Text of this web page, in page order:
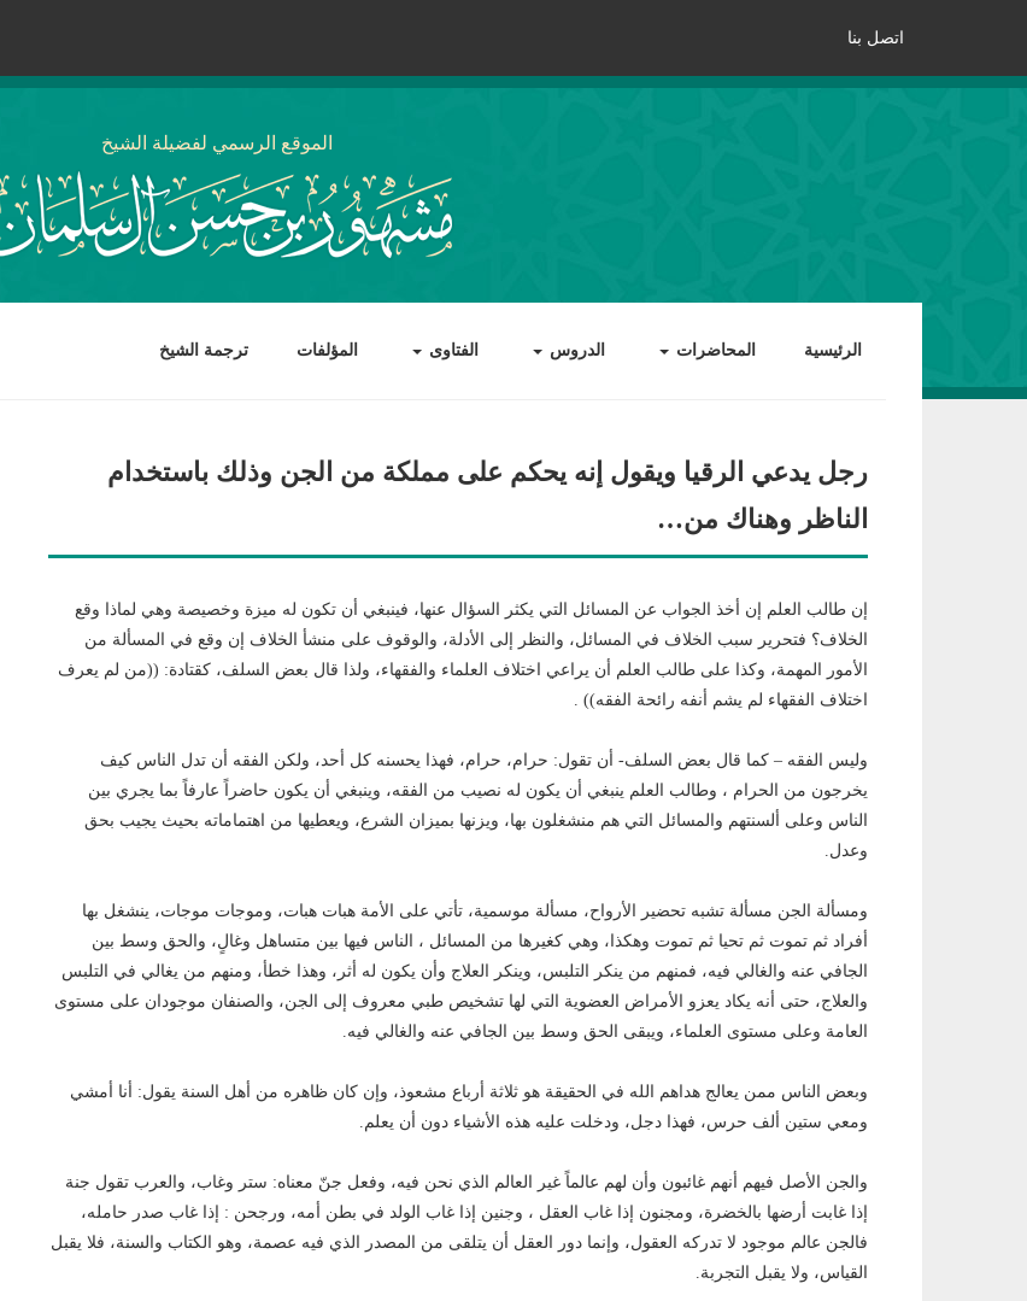
اتصل بنا
الموقع الرسمي لفضيلة الشيخ
الرئيسية المحاضرات الدروس الفتاوى المؤلفات ترجمة الشيخ
رجل يدعي الرقيا ويقول إنه يحكم على مملكة من الجن وذلك باستخدام
الناظر وهناك من…
إن طالب العلم إن أخذ الجواب عن المسائل التي يكثر السؤال عنها، فينبغي أن تكون له ميزة وخصيصة وهي لماذا وقع
الخلاف؟ فتحرير سبب الخلاف في المسائل، والنظر إلى الأدلة، والوقوف على منشأ الخلاف إن وقع في المسألة من
الأمور المهمة، وكذا على طالب العلم أن يراعي اختلاف العلماء والفقهاء، ولذا قال بعض السلف، كقتادة: ((من لم يعرف
اختلاف الفقهاء لم يشم أنفه رائحة الفقه)) .
وليس الفقه – كما قال بعض السلف- أن تقول: حرام، حرام، فهذا يحسنه كل أحد، ولكن الفقه أن تدل الناس كيف
يخرجون من الحرام ، وطالب العلم ينبغي أن يكون له نصيب من الفقه، وينبغي أن يكون حاضراً عارفاً بما يجري بين
الناس وعلى ألسنتهم والمسائل التي هم منشغلون بها، ويزنها بميزان الشرع، ويعطيها من اهتماماته بحيث يجيب بحق
وعدل.
ومسألة الجن مسألة تشبه تحضير الأرواح، مسألة موسمية، تأتي على الأمة هبات هبات، وموجات موجات، ينشغل بها
أفراد ثم تموت ثم تحيا ثم تموت وهكذا، وهي كغيرها من المسائل ، الناس فيها بين متساهل وغالٍ، والحق وسط بين
الجافي عنه والغالي فيه، فمنهم من ينكر التلبس، وينكر العلاج وأن يكون له أثر، وهذا خطأ، ومنهم من يغالي في التلبس
والعلاج، حتى أنه يكاد يعزو الأمراض العضوية التي لها تشخيص طبي معروف إلى الجن، والصنفان موجودان على مستوى
العامة وعلى مستوى العلماء، ويبقى الحق وسط بين الجافي عنه والغالي فيه.
وبعض الناس ممن يعالج هداهم الله في الحقيقة هو ثلاثة أرباع مشعوذ، وإن كان ظاهره من أهل السنة يقول: أنا أمشي
ومعي ستين ألف حرس، فهذا دجل، ودخلت عليه هذه الأشياء دون أن يعلم.
والجن الأصل فيهم أنهم غائبون وأن لهم عالماً غير العالم الذي نحن فيه، وفعل جنّ معناه: ستر وغاب، والعرب تقول جنة
إذا غابت أرضها بالخضرة، ومجنون إذا غاب العقل ، وجنين إذا غاب الولد في بطن أمه، ورجحن : إذا غاب صدر حامله،
فالجن عالم موجود لا تدركه العقول، وإنما دور العقل أن يتلقى من المصدر الذي فيه عصمة، وهو الكتاب والسنة، فلا يقبل
القياس، ولا يقبل التجربة.